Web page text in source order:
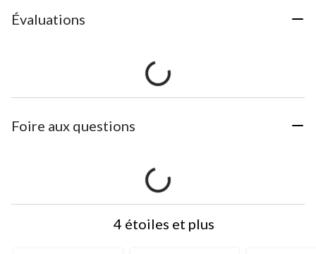
Évaluations
Foire aux questions
4 étoiles et plus